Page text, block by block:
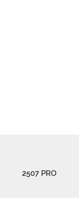
2507 PRO